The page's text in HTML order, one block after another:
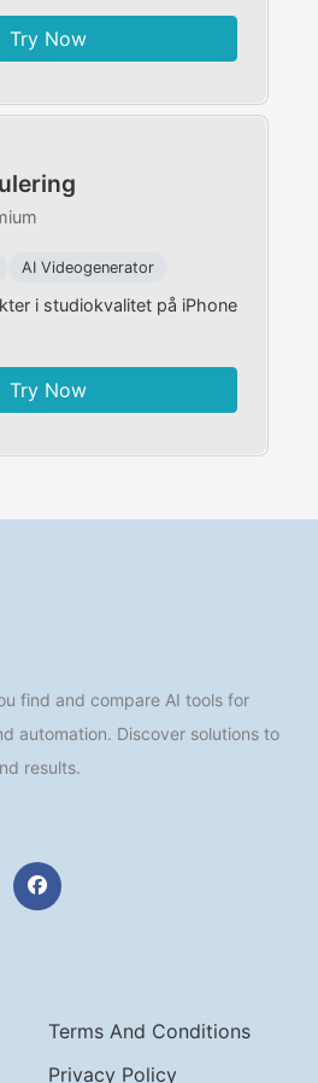
Try Now
AI Videogenerator
i studiokvalitet på iPhone
Try Now
find and compare AI tools for
automation. Discover solutions to
results.
Terms And Conditions
Privacy Policy